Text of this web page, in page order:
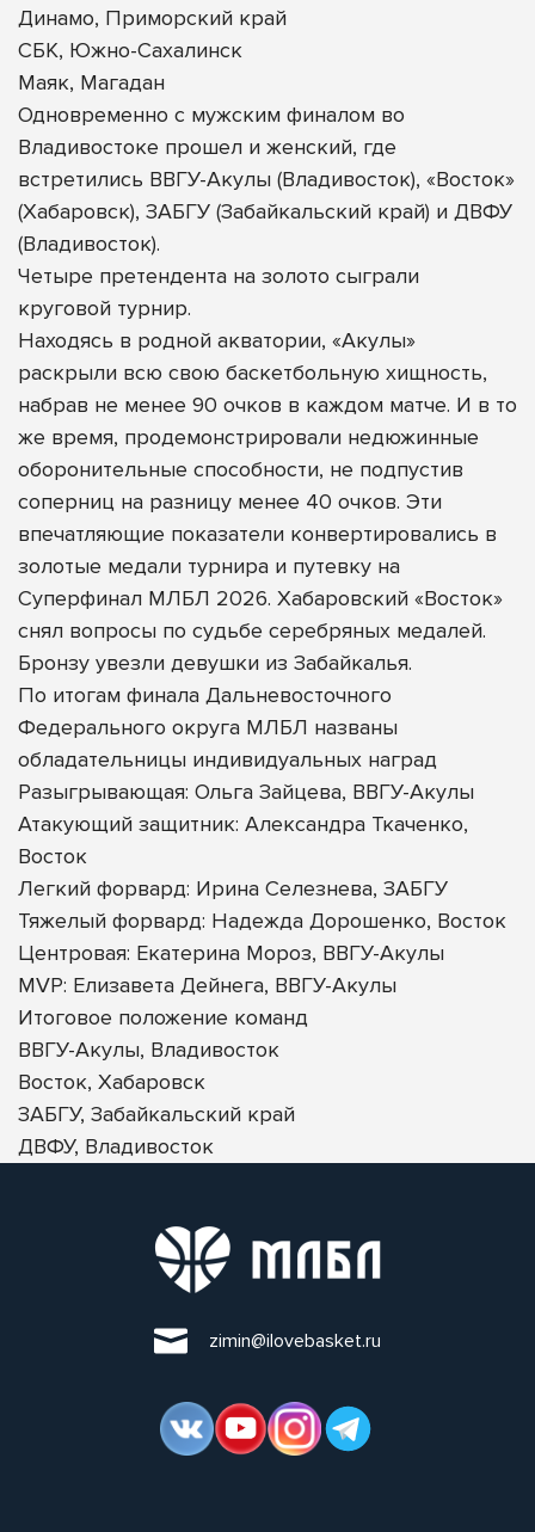
Динамо, Приморский край
СБК, Южно-Сахалинск
Маяк, Магадан
Одновременно с мужским финалом во
Владивостоке прошел и женский, где
встретились ВВГУ-Акулы (Владивосток), «Восток»
(Хабаровск), ЗАБГУ (Забайкальский край) и ДВФУ
(Владивосток).
Четыре претендента на золото сыграли
круговой турнир.
Находясь в родной акватории, «Акулы»
раскрыли всю свою баскетбольную хищность,
набрав не менее 90 очков в каждом матче. И в то
же время, продемонстрировали недюжинные
оборонительные способности, не подпустив
соперниц на разницу менее 40 очков. Эти
впечатляющие показатели конвертировались в
золотые медали турнира и путевку на
Суперфинал МЛБЛ 2026. Хабаровский «Восток»
снял вопросы по судьбе серебряных медалей.
Бронзу увезли девушки из Забайкалья.
По итогам финала Дальневосточного
Федерального округа МЛБЛ названы
обладательницы индивидуальных наград
Разыгрывающая: Ольга Зайцева, ВВГУ-Акулы
Атакующий защитник: Александра Ткаченко,
Восток
Легкий форвард: Ирина Селезнева, ЗАБГУ
Тяжелый форвард: Надежда Дорошенко, Восток
Центровая: Екатерина Мороз, ВВГУ-Акулы
MVP: Елизавета Дейнега, ВВГУ-Акулы
Итоговое положение команд
ВВГУ-Акулы, Владивосток
Восток, Хабаровск
ЗАБГУ, Забайкальский край
ДВФУ, Владивосток
zimin@ilovebasket.ru